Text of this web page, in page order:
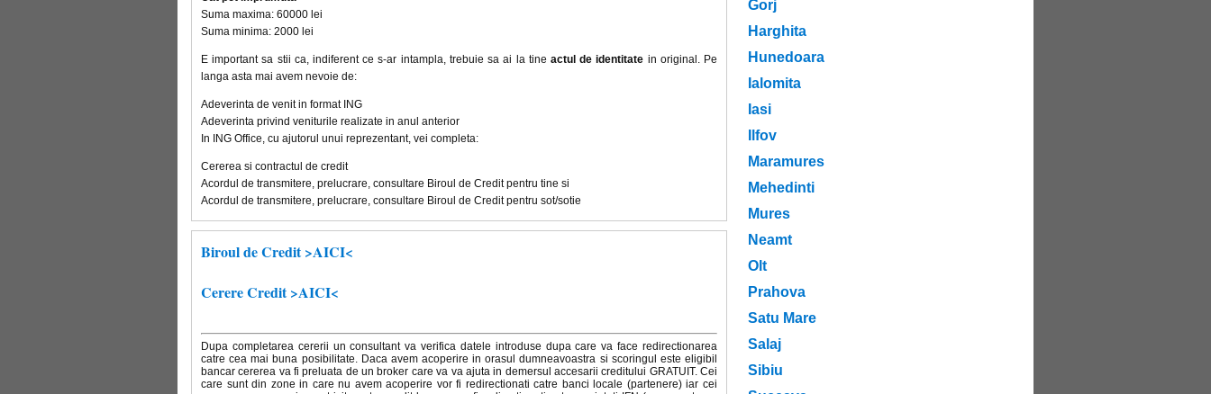
Suma maxima: 60000 lei
Suma minima: 2000 lei
E important sa stii ca, indiferent ce s-ar intampla, trebuie sa ai la tine actul de identitate in original. Pe
langa asta mai avem nevoie de:
Adeverinta de venit in format ING
Adeverinta privind veniturile realizate in anul anterior
In ING Office, cu ajutorul unui reprezentant, vei completa:
Cererea si contractul de credit
Acordul de transmitere, prelucrare, consultare Biroul de Credit pentru tine si
Acordul de transmitere, prelucrare, consultare Biroul de Credit pentru sot/sotie
Biroul de Credit >AICI<
Cerere Credit >AICI<
Dupa completarea cererii un consultant va verifica datele introduse dupa care va face redirectionarea
catre cea mai buna posibilitate. Daca avem acoperire in orasul dumneavoastra si scoringul este eligibil
bancar cererea va fi preluata de un broker care va va ajuta in demersul accesarii creditului GRATUIT. Cei
care sunt din zone in care nu avem acoperire vor fi redirectionati catre banci locale (partenere) iar cei
Gorj
Harghita
Hunedoara
Ialomita
Iasi
Ilfov
Maramures
Mehedinti
Mures
Neamt
Olt
Prahova
Satu Mare
Salaj
Sibiu